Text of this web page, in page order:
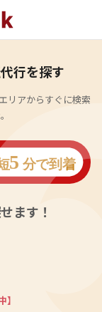
行を探す
リアからすぐに検索
ます！
】